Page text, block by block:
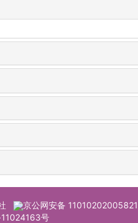
京公网安备 11010202005821
号